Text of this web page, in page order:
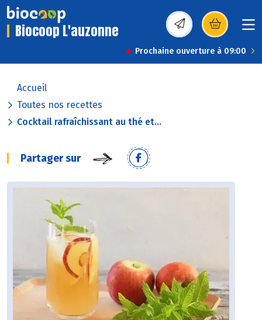
Biocoop L'auzonne (s’ouvre dans une
Prochaine ouverture à 09:00
Accueil
Toutes nos recettes
Cocktail rafraîchissant au thé et...
Partager sur